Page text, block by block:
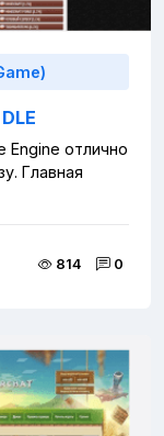
Engine отлично
Главная
814 0